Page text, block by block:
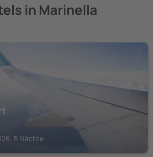
in Marinella
5 Nächte